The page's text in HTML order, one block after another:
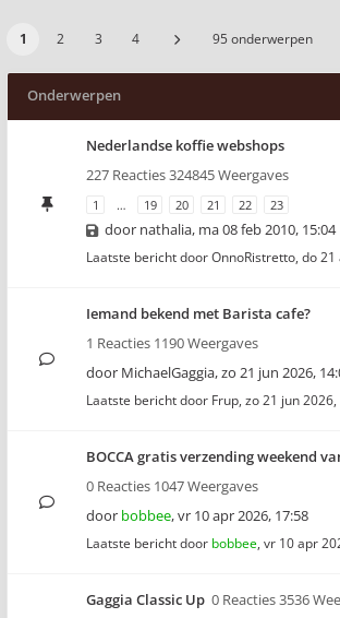
1 2 3 4 95 onderwerpen
Onderwerpen
Nederlandse koffie webshops
227 Reacties 324845 Weergaves
1 … 19 20 21 22 23
door nathalia, ma 08 feb 2010, 15:04
Laatste bericht doorOnnoRistretto, do 21
Iemand bekend met Barista cafe?
1 Reacties 1190 Weergaves
door MichaelGaggia,zo 21 jun 2026,
Laatste bericht door Frup, zo 21 jun
BOCCA gratis verzending weekend
0 Reacties 1047 Weergaves
door bobbee,vr 10 apr 2026, 17:58
Laatste bericht door bobbee, vr 10 apr
Gaggia Classic Up 0 Reacties 3536